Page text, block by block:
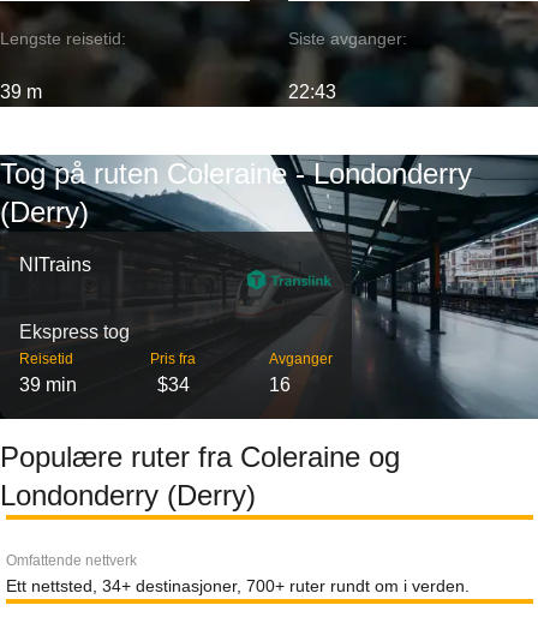
Lengste reisetid:
39 m
Siste avganger:
22:43
Tog på ruten Coleraine - Londonderry
(Derry)
NITrains
Ekspress tog
Reisetid
39 min
Pris fra
$34
Avganger
16
Populære ruter fra Coleraine og
Londonderry (Derry)
Omfattende nettverk
Ett nettsted, 34+ destinasjoner, 700+ ruter rundt om i verden.